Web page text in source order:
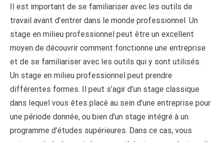
Il est important de se familiariser avec les outils de
travail avant d’entrer dans le monde professionnel. Un
stage en milieu professionnel peut être un excellent
moyen de découvrir comment fonctionne une entreprise
et de se familiariser avec les outils qui y sont utilisés.
Un stage en milieu professionnel peut prendre
différentes formes. Il peut s’agir d’un stage classique
dans lequel vous êtes placé au sein d’une entreprise pour
une période donnée, ou bien d’un stage intégré à un
programme d’études supérieures. Dans ce cas, vous